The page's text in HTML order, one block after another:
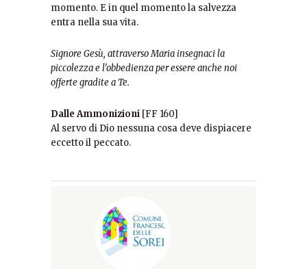
momento. E in quel momento la salvezza
entra nella sua vita.
Signore Gesù, attraverso Maria insegnaci la
piccolezza e l’obbedienza per essere anche noi
offerte gradite a Te.
Dalle Ammonizioni [FF 160]
Al servo di Dio nessuna cosa deve dispiacere
eccetto il peccato.